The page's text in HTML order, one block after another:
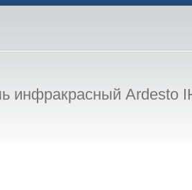
инфракрасный Ardesto